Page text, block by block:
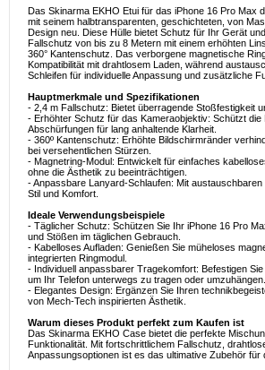
Das Skinarma EKHO Etui für das iPhone 16 Pro Max
mit seinem halbtransparenten, geschichteten, von
Design neu. Diese Hülle bietet Schutz für Ihr Gerät
Fallschutz von bis zu 8 Metern mit einem erhöhten
360° Kantenschutz. Das verborgene magnetische
Kompatibilität mit drahtlosem Laden, während
Schleifen für individuelle Anpassung und zusätzliche
Hauptmerkmale und Spezifikationen
- 2,4 m Fallschutz: Bietet überragende Stoßfestigkeit
- Erhöhter Schutz für das Kameraobjektiv: Schützt die
Abschürfungen für lang anhaltende Klarheit.
- 360º Kantenschutz: Erhöhte Bildschirmränder
bei versehentlichen Stürzen.
- Magnetring-Modul: Entwickelt für einfaches
ohne die Ästhetik zu beeinträchtigen.
- Anpassbare Lanyard-Schlaufen: Mit
Stil und Komfort.
Ideale Verwendungsbeispiele
- Täglicher Schutz: Schützen Sie Ihr iPhone 16 Pro
und Stößen im täglichen Gebrauch.
- Kabelloses Aufladen: Genießen Sie müheloses
integrierten Ringmodul.
- Individuell anpassbarer Tragekomfort: Befestigen
um Ihr Telefon unterwegs zu tragen oder umzuhängen.
- Elegantes Design: Ergänzen Sie Ihren
von Mech-Tech inspirierten Ästhetik.
Warum dieses Produkt perfekt zum Kaufen ist
Das Skinarma EKHO Case bietet die perfekte
Funktionalität. Mit fortschrittlichem Fallschutz,
Anpassungsoptionen ist es das ultimative Zubehör für